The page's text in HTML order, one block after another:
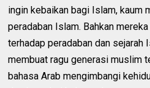
ingin kebaikan bagi Islam, kaum
peradaban Islam. Bahkan
terhadap peradaban dan sejarah
membuat ragu generasi muslim
bahasa Arab mengimbangi